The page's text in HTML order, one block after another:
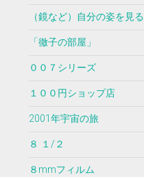
（鏡など）自分の姿を見る
「徹子の部屋」
００７シリーズ
１００円ショップ店
2001年宇宙の旅
８ １/２
８mmフィルム